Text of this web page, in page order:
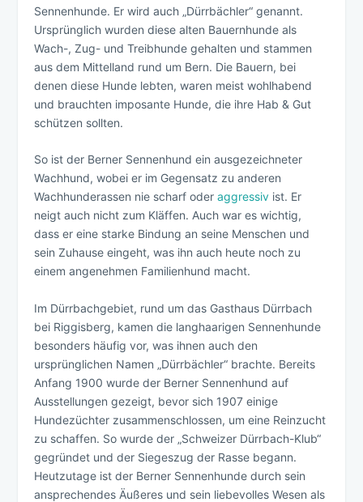
Sennenhunde. Er wird auch „Dürrbächler“ genannt.
Ursprünglich wurden diese alten Bauernhunde als
Wach-, Zug- und Treibhunde gehalten und stammen
aus dem Mittelland rund um Bern. Die Bauern, bei
denen diese Hunde lebten, waren meist wohlhabend
und brauchten imposante Hunde, die ihre Hab & Gut
schützen sollten.
So ist der Berner Sennenhund ein ausgezeichneter
Wachhund, wobei er im Gegensatz zu anderen
Wachhunderassen nie scharf oderaggressiv ist. Er
neigt auch nicht zum Kläffen. Auch war es wichtig,
dass er eine starke Bindung an seine Menschen und
sein Zuhause eingeht, was ihn auch heute noch zu
einem angenehmen Familienhund macht.
Im Dürrbachgebiet, rund um das Gasthaus Dürrbach
bei Riggisberg, kamen die langhaarigen Sennenhunde
besonders häufig vor, was ihnen auch den
ursprünglichen Namen „Dürrbächler“ brachte. Bereits
Anfang 1900 wurde der Berner Sennenhund auf
Ausstellungen gezeigt, bevor sich 1907 einige
Hundezüchter zusammenschlossen, um eine Reinzucht
zu schaffen. So wurde der „Schweizer Dürrbach-Klub“
gegründet und der Siegeszug der Rasse begann.
Heutzutage ist der Berner Sennenhunde durch sein
ansprechendes Äußeres und sein liebevolles Wesen als